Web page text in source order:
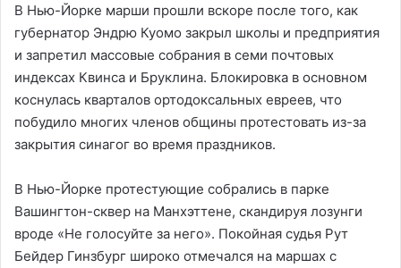
В Нью-Йорке марши прошли вскоре после того, как
губернатор Эндрю Куомо закрыл школы и предприятия
и запретил массовые собрания в семи почтовых
индексах Квинса и Бруклина. Блокировка в основном
коснулась кварталов ортодоксальных евреев, что
побудило многих членов общины протестовать из-за
закрытия синагог во время праздников.
В Нью-Йорке протестующие собрались в парке
Вашингтон-сквер на Манхэттене, скандируя лозунги
вроде «Не голосуйте за него». Покойная судья Рут
Бейдер Гинзбург широко отмечался на маршах с